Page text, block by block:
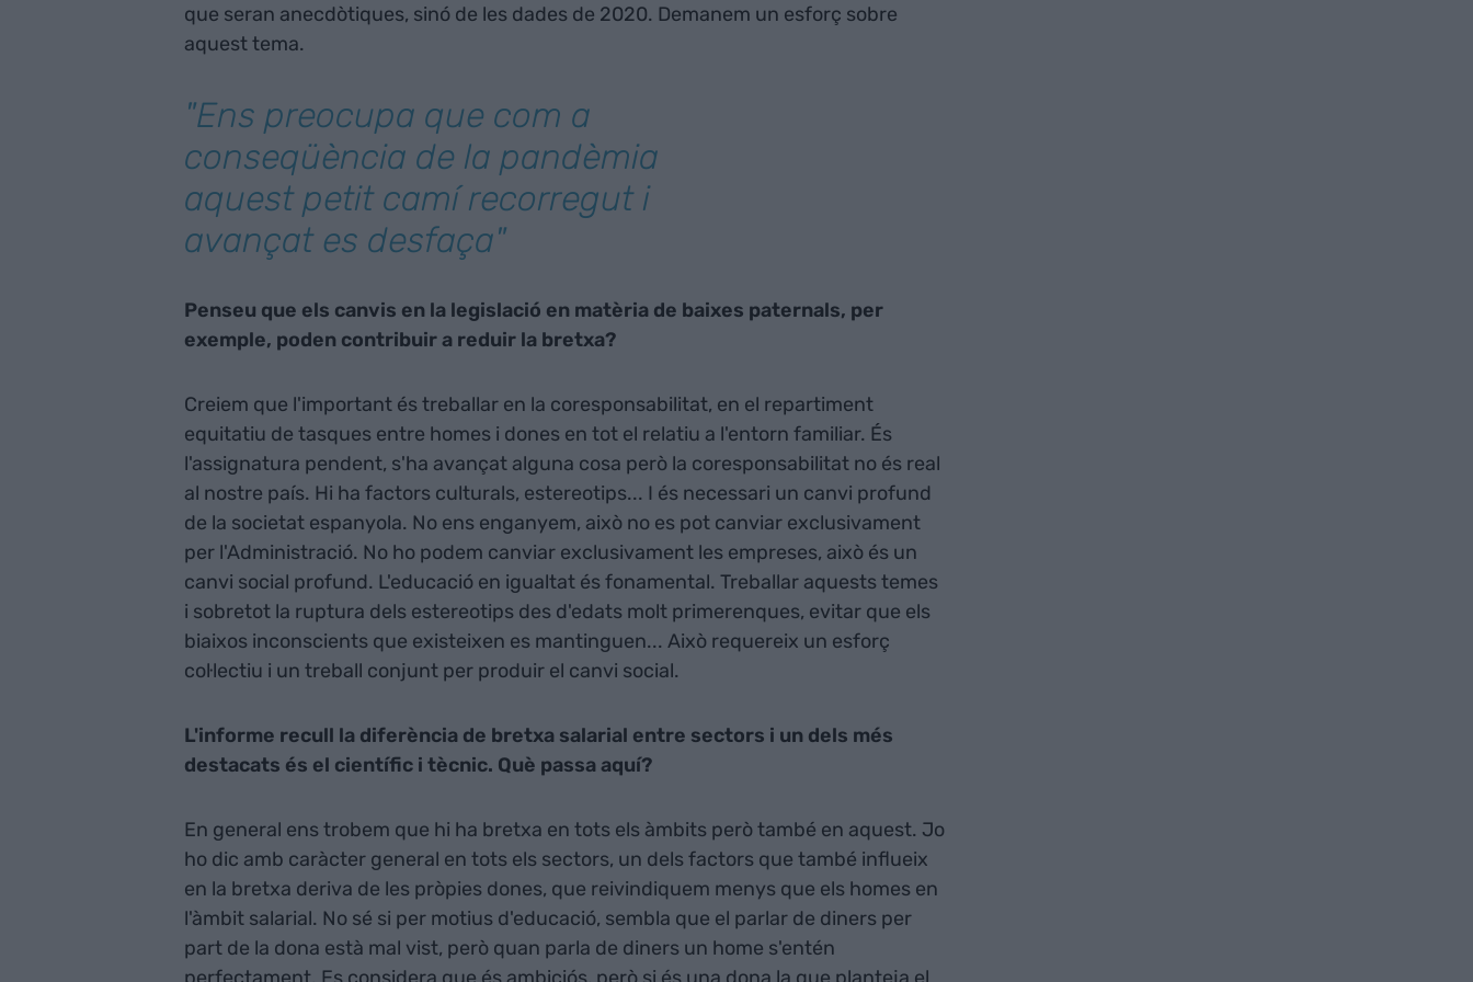
que seran anecdòtiques, sinó de les dades de 2020. Demanem un esforç sobre
aquest tema.
"Ens preocupa que com a
conseqüència de la pandèmia
aquest petit camí recorregut i
avançat es desfaça"
Penseu que els canvis en la legislació en matèria de baixes paternals, per
exemple, poden contribuir a reduir la bretxa?
Creiem que l'important és treballar en la coresponsabilitat, en el repartiment
equitatiu de tasques entre homes i dones en tot el relatiu a l'entorn familiar. És
l'assignatura pendent, s'ha avançat alguna cosa però la coresponsabilitat no és real
al nostre país. Hi ha factors culturals, estereotips... I és necessari un canvi profund
de la societat espanyola. No ens enganyem, això no es pot canviar exclusivament
per l'Administració. No ho podem canviar exclusivament les empreses, això és un
canvi social profund. L'educació en igualtat és fonamental. Treballar aquests temes
i sobretot la ruptura dels estereotips des d'edats molt primerenques, evitar que els
biaixos inconscients que existeixen es mantinguen... Això requereix un esforç
col·lectiu i un treball conjunt per produir el canvi social.
L'informe recull la diferència de bretxa salarial entre sectors i un dels més
destacats és el científic i tècnic. Què passa aquí?
En general ens trobem que hi ha bretxa en tots els àmbits però també en aquest. Jo
ho dic amb caràcter general en tots els sectors, un dels factors que també influeix
en la bretxa deriva de les pròpies dones, que reivindiquem menys que els homes en
l'àmbit salarial. No sé si per motius d'educació, sembla que el parlar de diners per
part de la dona està mal vist, però quan parla de diners un home s'entén